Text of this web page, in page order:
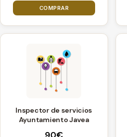
COMPRAR
Inspector de servicios
Ayuntamiento Javea